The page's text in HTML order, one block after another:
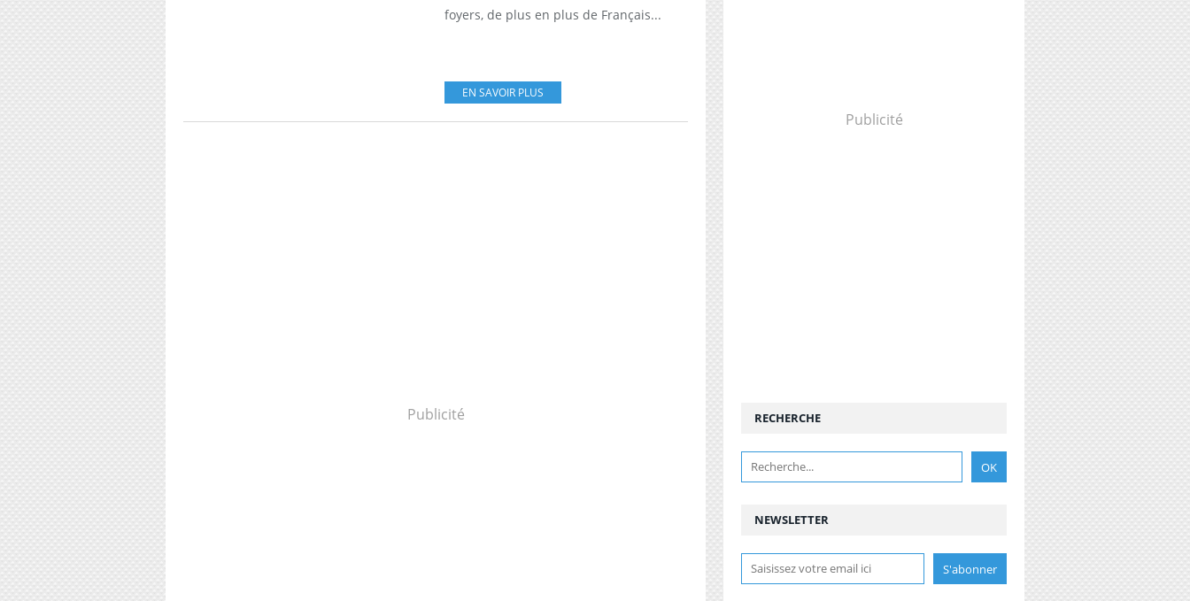
foyers, de plus en plus de Français...
EN SAVOIR PLUS
Publicité
Publicité
NEWSLETTER
RECHERCHE